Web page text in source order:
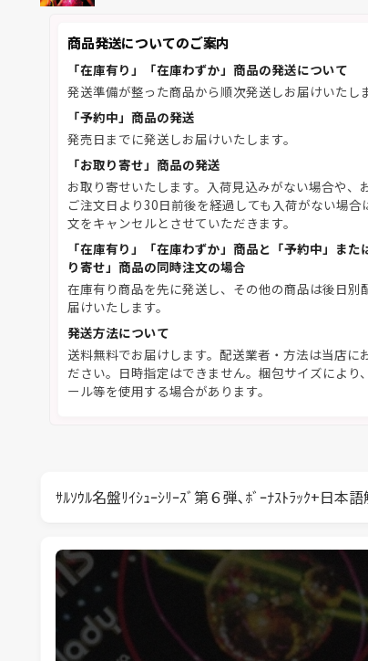
商品発送についてのご案内
「在庫有り」「在庫わずか」商品の発送について
発送準備が整った商品から順次発送しお届けいたし
「予約中」商品の発送
発売日までに発送しお届けいたします。
「お取り寄せ」商品の発送
お取り寄せいたします。入荷見込みがない場合や、
ご注文日より30日前後を経過しても入荷がない場合
文をキャンセルとさせていただきます。
「在庫有り」「在庫わずか」商品と「予約中」また
り寄せ」商品の同時注文の場合
在庫有り商品を先に発送し、その他の商品は後日別
届けいたします。
発送方法について
送料無料でお届けします。配送業者・方法は当店に
ださい。日時指定はできません。梱包サイズにより
ール等を使用する場合があります。
ｻﾙｿｳﾙ名盤ﾘｲｼｭｰｼﾘｰｽﾞ第６弾､ﾎﾞｰﾅｽﾄﾗｯｸ+日本